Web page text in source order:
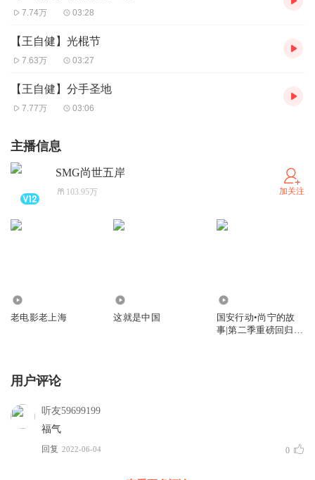
7.74万 03:28
【王自健】光棍节
7.63万 03:27
【王自健】分手圣地
7.77万 03:06
主播信息
SMG尚世五岸
103.95万 加关注
老电影老上海 这就是中国
国安行动•尚宁的故
事|第二季重磅回归|4
用户评论
听友59699199
福气
回复 2022-06-04 0